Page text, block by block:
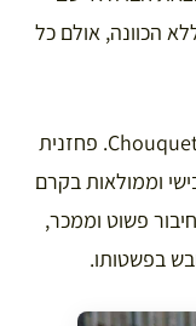
הכוונה, אולם כל
והחנות הזו מוכרת מוצר אחד בלבד, Chouquettes. פחזנית
וממולאות בקרם
פשוט וממכר,
בפשטותו.